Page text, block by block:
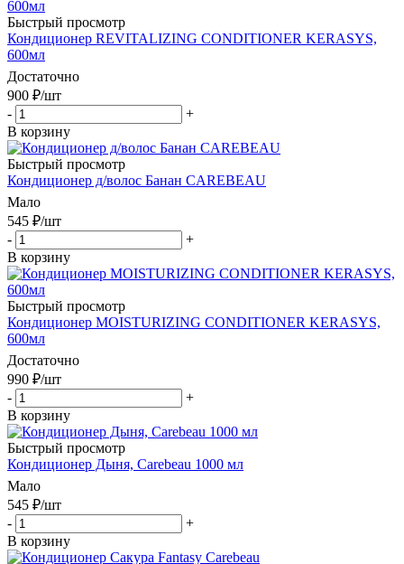
Быстрый просмотр
Кондиционер REVITALIZING CONDITIONER KERASYS,
600мл
Достаточно
900 ₽/шт
-
+
В корзину
Быстрый просмотр
Кондиционер д/волос Банан CAREBEAU
Мало
545 ₽/шт
-
+
В корзину
Быстрый просмотр
Кондиционер MOISTURIZING CONDITIONER KERASYS,
600мл
Достаточно
990 ₽/шт
-
+
В корзину
Быстрый просмотр
Кондиционер Дыня, Carebeau 1000 мл
Мало
545 ₽/шт
-
+
В корзину